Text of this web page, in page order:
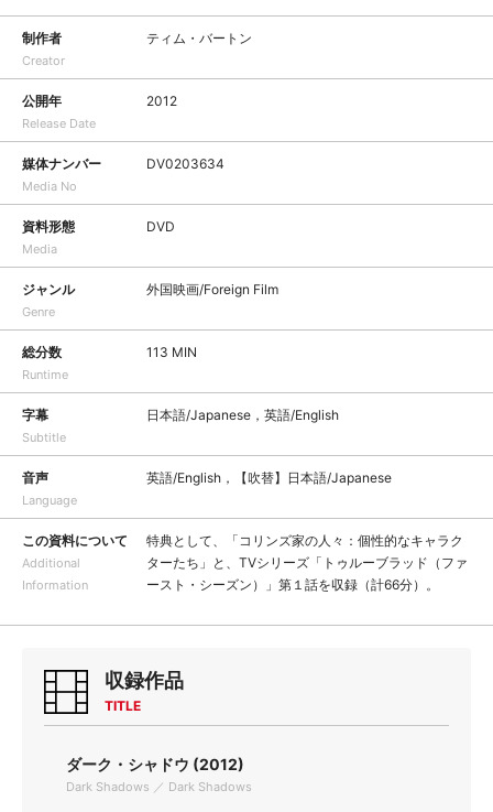
制作者
Creator
ティム・バートン
公開年
Release Date
2012
媒体ナンバー
Media No
DV0203634
資料形態
Media
DVD
ジャンル
Genre
外国映画/Foreign Film
総分数
Runtime
113 MIN
字幕
Subtitle
日本語/Japanese，英語/English
音声
Language
英語/English，【吹替】日本語/Japanese
この資料について
Additional
Information
特典として、「コリンズ家の人々：個性的なキャラク
ターたち」と、TVシリーズ「トゥルーブラッド（ファ
ースト・シーズン）」第１話を収録（計66分）。
収録作品
TITLE
ダーク・シャドウ (2012)
Dark Shadows ／ Dark Shadows